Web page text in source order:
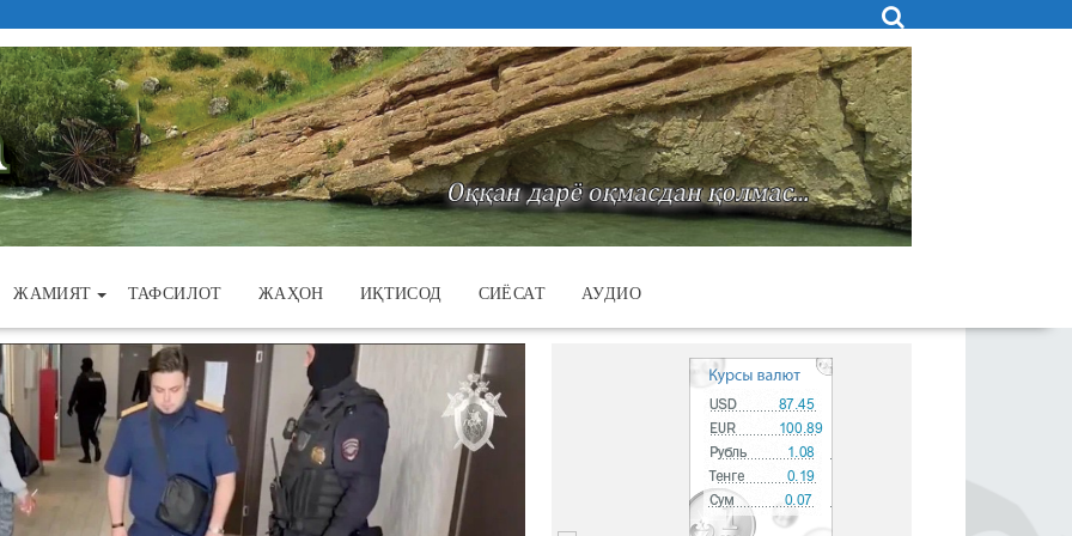
ЖАМИЯТ ТАФСИЛОТ ЖАҲОН ИҚТИСОД СИЁСАТ АУДИО